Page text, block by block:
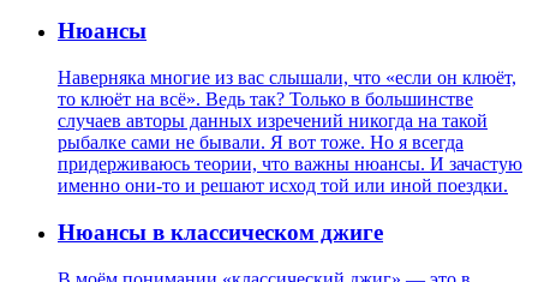
Нюансы
Наверняка многие из вас слышали, что «если он клюёт,
то клюёт на всё». Ведь так? Только в большинстве
случаев авторы данных изречений никогда на такой
рыбалке сами не бывали. Я вот тоже. Но я всегда
придерживаюсь теории, что важны нюансы. И зачастую
именно они-то и решают исход той или иной поездки.
Нюансы в классическом джиге